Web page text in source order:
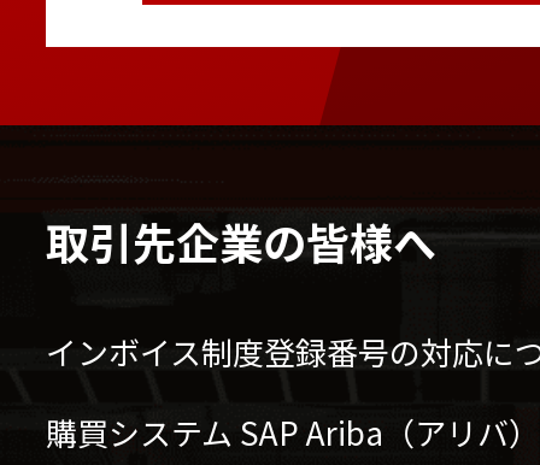
取引先企業の皆様へ
インボイス制度登録番号の対応に
購買システム SAP Ariba（アリバ